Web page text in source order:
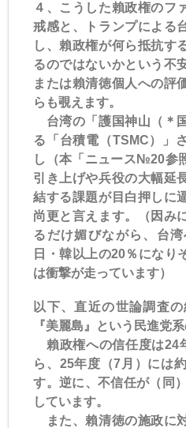
４、こうした賴政権のフ
戒感と、トランプによる
し、賴政権が何ら抵抗す
るのではないかという不
または賴清徳個人への評
らも覗えます。
台湾の「護国神山（＊
る「台積電（TSMC）」
し（本「ニュース№20参
引き上げや兵役の大幅延
結する課題が目白押しに
尚更と言えます。（因み
るだけ媚びながら、台湾
日・韓以上の20％になり
は衝撃が走っています）
以下、直近の世論調査
『美麗島』という民進党
賴政権への信任度は24
ら、25年度（7月）には
す。逆に、不信任が（同
しています。
また、賴清徳の施政に